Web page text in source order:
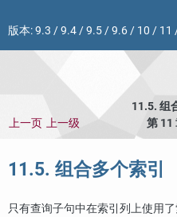
版本:9.3 /9.4/9.5/9.6/ 10 / 11
11.5. 组
上一页 上一级 第 11
11.5. 组合多个索引
只有查询子句中在索引列上使用